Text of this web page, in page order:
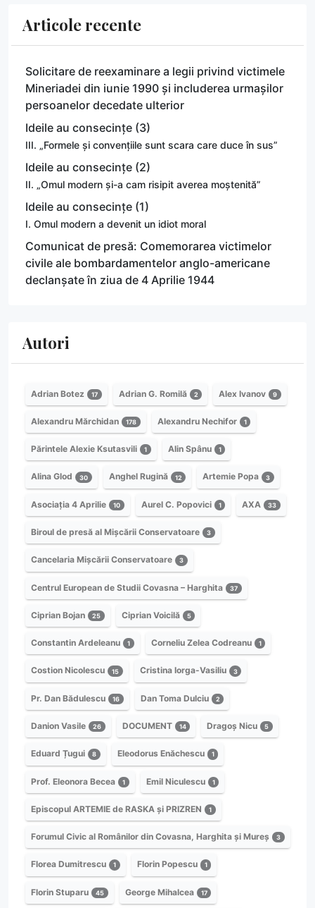
Articole recente
Solicitare de reexaminare a legii privind victimele
Mineriadei din iunie 1990 și includerea urmașilor
persoanelor decedate ulterior
Ideile au consecințe (3)
III. „Formele și convențiile sunt scara care duce în sus”
Ideile au consecințe (2)
II. „Omul modern și-a cam risipit averea moștenită”
Ideile au consecințe (1)
I. Omul modern a devenit un idiot moral
Comunicat de presă: Comemorarea victimelor
civile ale bombardamentelor anglo-americane
declanșate în ziua de 4 Aprilie 1944
Autori
Adrian Botez 17 Adrian G. Romilă 2 Alex Ivanov 9
Alexandru Mărchidan 178 Alexandru Nechifor 1
Părintele Alexie Ksutasvili 1 Alin Spânu 1
Alina Glod 30 Anghel Rugină 12 Artemie Popa 3
Asociația 4 Aprilie 10 Aurel C. Popovici 1 AXA 33
Biroul de presă al Mișcării Conservatoare 3
Cancelaria Mișcării Conservatoare 3
Centrul European de Studii Covasna – Harghita 37
Ciprian Bojan 25 Ciprian Voicilă 5
Constantin Ardeleanu 1 Corneliu Zelea Codreanu 1
Costion Nicolescu 15 Cristina Iorga-Vasiliu 3
Pr. Dan Bădulescu 16 Dan Toma Dulciu 2
Danion Vasile 26 DOCUMENT 14 Dragoș Nicu 5
Eduard Țugui 8 Eleodorus Enăchescu 1
Prof. Eleonora Becea 1 Emil Niculescu 1
Episcopul ARTEMIE de RASKA și PRIZREN 1
Forumul Civic al Românilor din Covasna, Harghita și Mureș 3
Florea Dumitrescu 1 Florin Popescu 1
Florin Stuparu 45 George Mihalcea 17